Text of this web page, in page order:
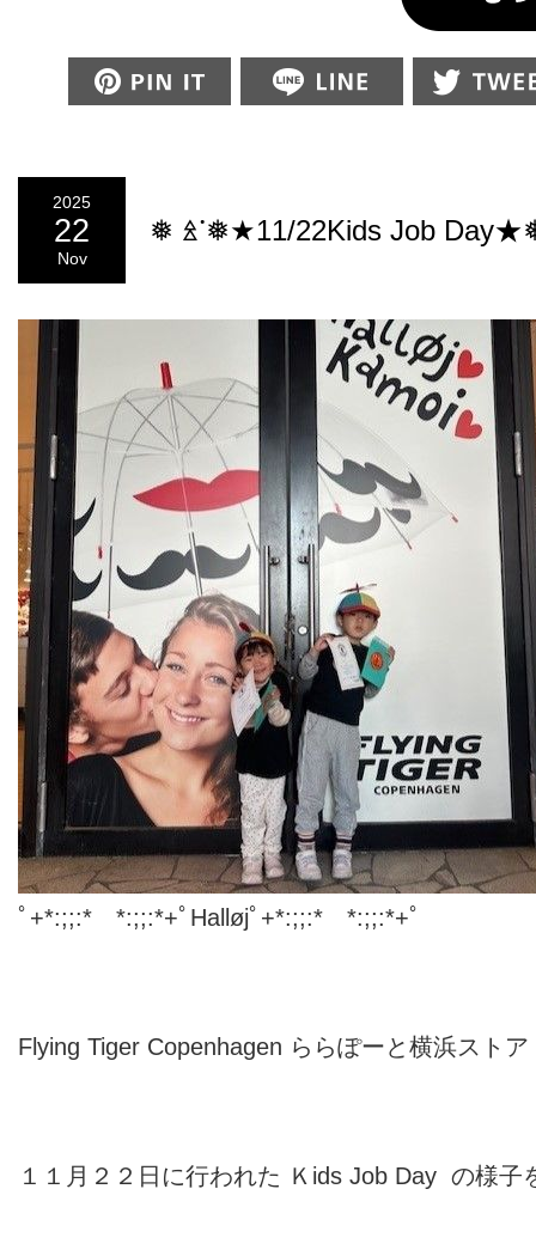
Pin this
2025
22
Nov
❅ ꊛᱸ❅★11/22Kids Job
ﾟ+*:;;:* *:;;:*+ﾟHalløjﾟ+*:;;:* *:;;:*+ﾟ
Flying Tiger Copenhagen ららぽーと横浜ストア
１１月２２日に行われた Ｋids Job Day の様子